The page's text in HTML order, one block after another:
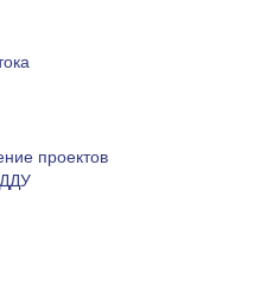
проектов